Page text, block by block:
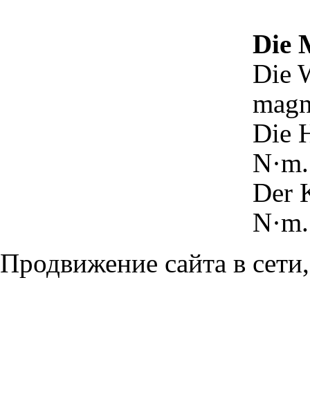
Die
Die
Die
N·m.
Der
N·m.
Продвижение сайта в